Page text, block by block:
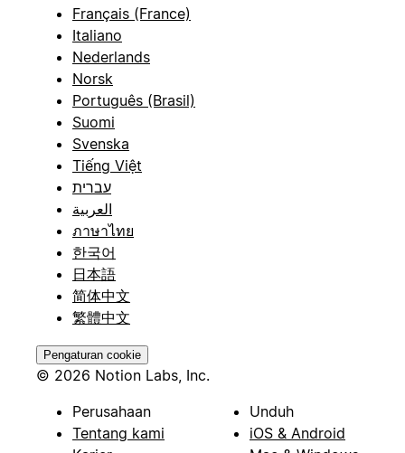
Français (France)
Italiano
Nederlands
Norsk
Português (Brasil)
Suomi
Svenska
Tiếng Việt
עברית
العربية
ภาษาไทย
한국어
日本語
简体中文
繁體中文
Pengaturan cookie
© 2026 Notion Labs, Inc.
Perusahaan
Tentang kami
Unduh
iOS & Android